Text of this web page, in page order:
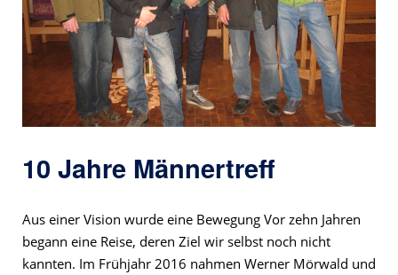
10 Jahre Männertreff
Aus einer Vision wurde eine Bewegung Vor zehn Jahren
begann eine Reise, deren Ziel wir selbst noch nicht
kannten. Im Frühjahr 2016 nahmen Werner Mörwald und